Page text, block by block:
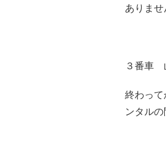
ありませ
３番車
終わって
ンタルの